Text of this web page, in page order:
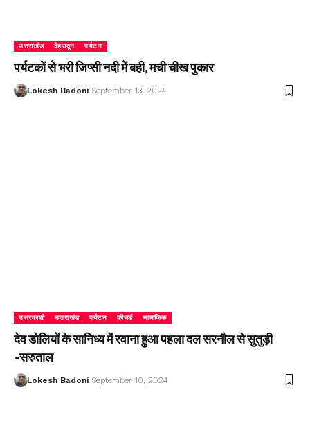
उत्तराखंड देहरादून पर्यटन
पर्यटकों से भरी जिप्सी नदी में बही, मची चीख पुकार
Lokesh Badoni September 13, 2024
उत्तरकाशी उत्तराखंड पर्यटन फीचर्ड सामाजिक
देव डोलियों के सानिध्य में रवाना हुआ पहला दल सरनौल से सुतुड़ी
-सरुताल
Lokesh Badoni September 10, 2024